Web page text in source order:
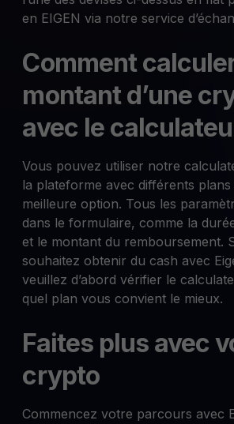
en EIGEN via notre service
Comment
montant d’une
avec le
Vous pouvez utiliser notre
la plateforme avec différents
meilleure option. Tous les
dans le formulaire, comme la
et le montant du remboursement.
souhaitez obtenir du cash avec
veuillez d’abord vérifier le
quel plan vous convient le mieux.
Faites plus avec
crypto
Commencez votre parcours avec